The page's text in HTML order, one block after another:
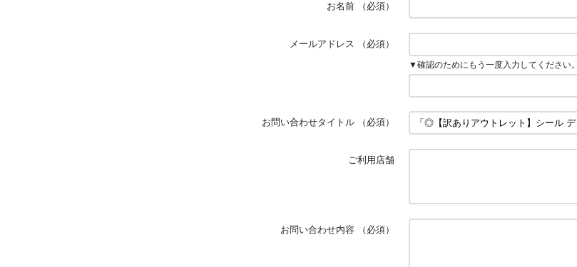
お名前 （必須）
メールアドレス （必須）
▼確認のためにもう一度入力してください。
お問い合わせタイトル （必須）
ご利用店舗
お問い合わせ内容 （必須）